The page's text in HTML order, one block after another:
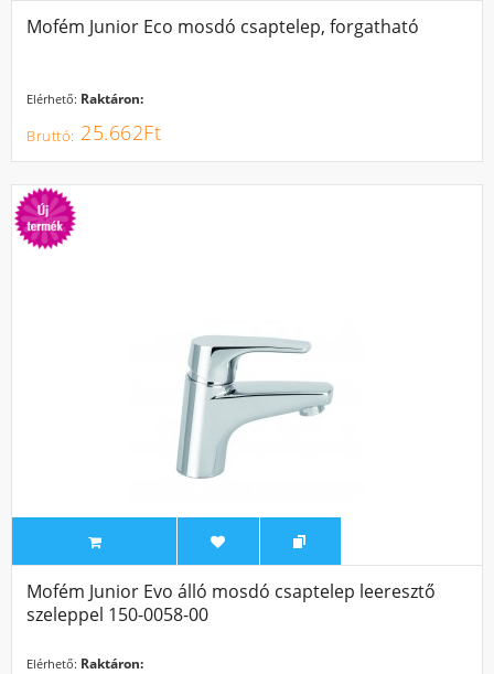
Mofém Junior Eco mosdó csaptelep, forgatható
Elérhető: Raktáron:
25.662Ft
Mofém Junior Evo álló mosdó csaptelep leeresztő
szeleppel 150-0058-00
Elérhető: Raktáron: